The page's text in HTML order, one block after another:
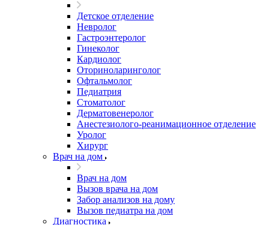
Детское отделение
Невролог
Гастроэнтеролог
Гинеколог
Кардиолог
Оториноларинголог
Офтальмолог
Педиатрия
Стоматолог
Дерматовенеролог
Анестезиолого-реанимационное отделение
Уролог
Хирург
Врач на дом
Врач на дом
Вызов врача на дом
Забор анализов на дому
Вызов педиатра на дом
Диагностика